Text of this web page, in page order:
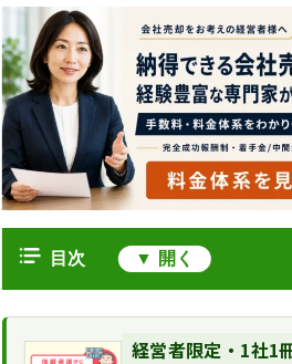
目次
M&AにおけるVDR導入の
経営者限定・1社1